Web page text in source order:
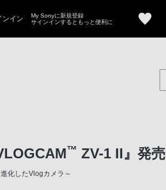
ンイン
My Sonyに新規登録
サインインするともっと便利に
™ ZV-1 II』発売
化したVlogカメラ～